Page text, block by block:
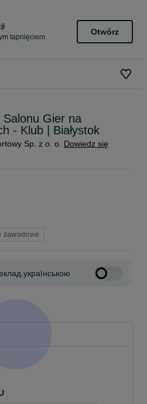
tapnięciem
Otwórz
Salonu Gier na
- Klub | Białystok
Sp. z o. o. Dowiedz się
zawodowe
українською